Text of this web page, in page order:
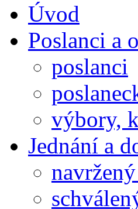
Úvod
Poslanci a
poslanci
výbory,
Jednání a